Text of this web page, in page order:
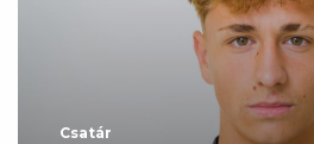
Csatár